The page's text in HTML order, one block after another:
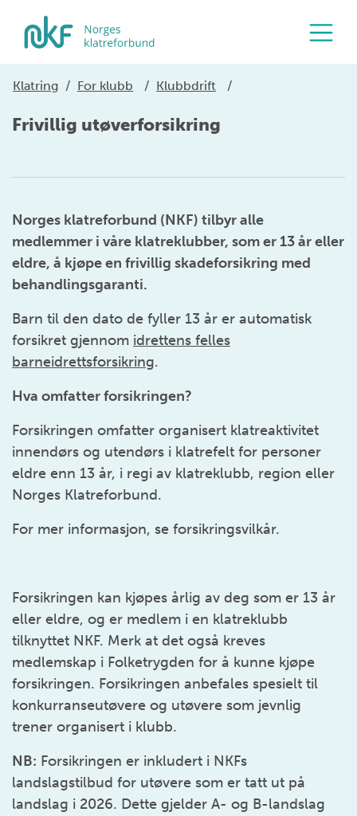
Klatring / For klubb / Klubbdrift /
Frivillig utøverforsikring
Norges klatreforbund (NKF) tilbyr alle
medlemmer i våre klatreklubber, som er 13 år eller
eldre, å kjøpe en frivillig skadeforsikring med
behandlingsgaranti.
Barn til den dato de fyller 13 år er automatisk
forsikret gjennom idrettens felles
barneidrettsforsikring.
Hva omfatter forsikringen?
Forsikringen omfatter organisert klatreaktivitet
innendørs og utendørs i klatrefelt for personer
eldre enn 13 år, i regi av klatreklubb, region eller
Norges Klatreforbund.
For mer informasjon, se forsikringsvilkår.
Forsikringen kan kjøpes årlig av deg som er 13 år
eller eldre, og er medlem i en klatreklubb
tilknyttet NKF. Merk at det også kreves
medlemskap i Folketrygden for å kunne kjøpe
forsikringen. Forsikringen anbefales spesielt til
konkurranseutøvere og utøvere som jevnlig
trener organisert i klubb.
NB: Forsikringen er inkludert i NKFs
landslagstilbud for utøvere som er tatt ut på
landslag i 2026. Dette gjelder A- og B-landslag